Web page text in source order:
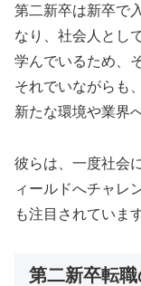
第二新卒は新卒で
なり、社会人とし
学んでいるため、
それでいながらも
新たな環境や業界
彼らは、一度社会
ィールドへチャレ
も注目されています
第二新卒転